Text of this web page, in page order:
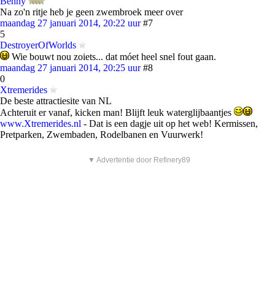
Na zo'n ritje heb je geen zwembroek meer over
maandag 27 januari 2014, 20:22 uur #7
5
DestroyerOfWorlds
Wie bouwt nou zoiets... dat móet heel snel fout gaan.
maandag 27 januari 2014, 20:25 uur #8
0
Xtremerides
De beste attractiesite van NL
Achteruit er vanaf, kicken man! Blijft leuk waterglijbaantjes
www.Xtremerides.nl - Dat is een dagje uit op het web! Kermissen,
Pretparken, Zwembaden, Rodelbanen en Vuurwerk!
▼ Advertentie door Refinery89